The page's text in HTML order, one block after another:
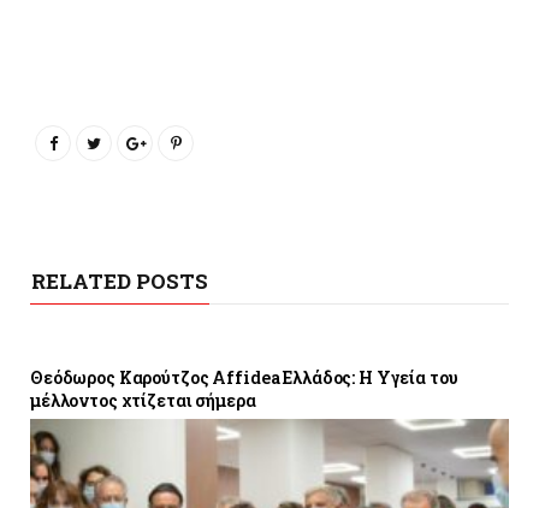
RELATED POSTS
Θεόδωρος Καρούτζος Affidea Ελλάδος: Η Υγεία του
μέλλοντος χτίζεται σήμερα